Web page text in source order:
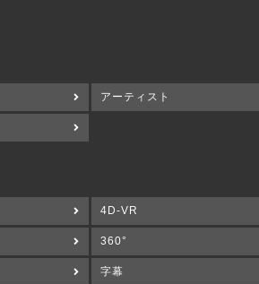
アーティスト
4D-VR
360°
字幕